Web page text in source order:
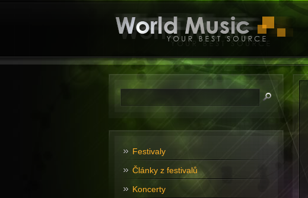
Festivaly
Články z festivalů
Koncerty